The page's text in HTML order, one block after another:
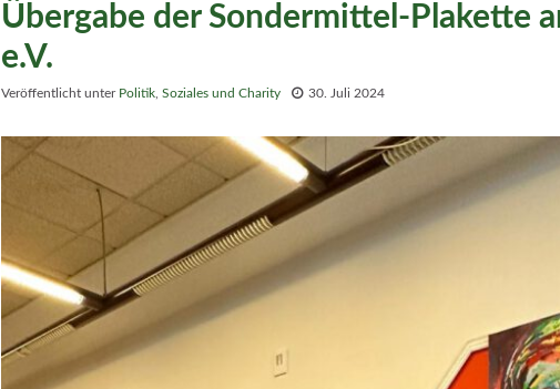
Übergabe der Sondermittel-Plakette
e.V.
Veröffentlicht unter Politik Soziales und Charity 30. Juli 2024